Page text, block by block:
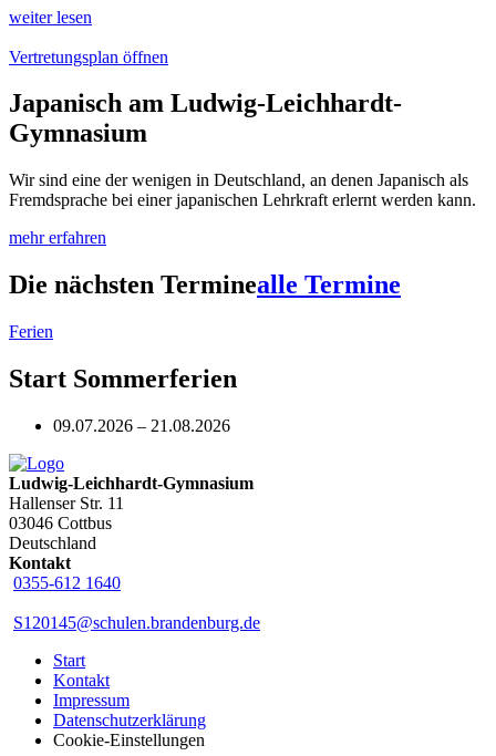
weiter lesen
Vertretungsplan öffnen
Japanisch am Ludwig-Leichhardt-
Gymnasium
Wir sind eine der wenigen in Deutschland, an denen Japanisch als
Fremdsprache bei einer japanischen Lehrkraft erlernt werden kann.
mehr erfahren
Die nächsten Terminealle Termine
Ferien
Start Sommerferien
09.07.2026 – 21.08.2026
Ludwig-Leichhardt-Gymnasium
Hallenser Str. 11
03046 Cottbus
Deutschland
Kontakt
0355-612 1640
S120145@schulen.brandenburg.de
Start
Kontakt
Impressum
Datenschutzerklärung
Cookie-Einstellungen